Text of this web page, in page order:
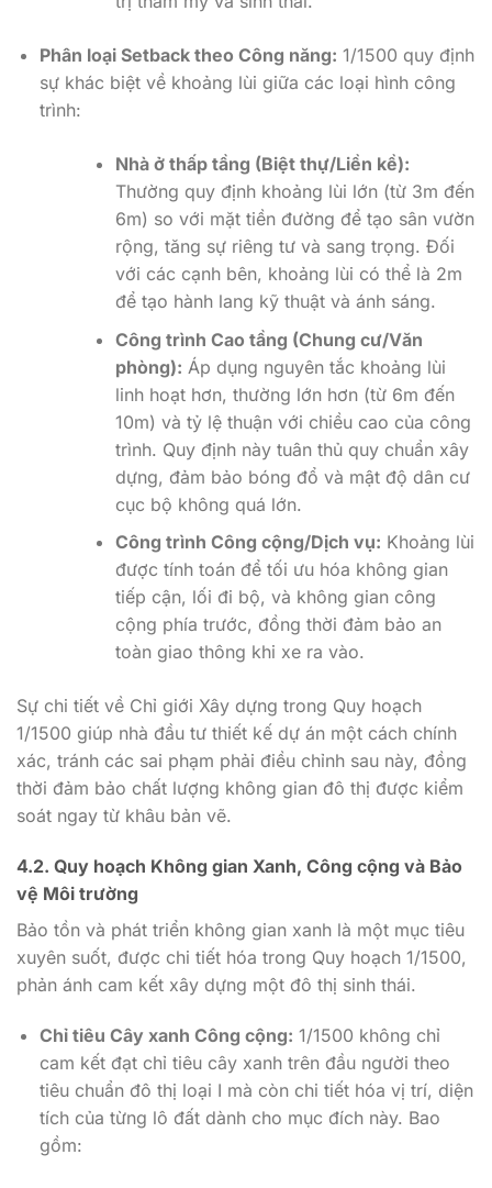
Phân loại Setback theo Công năng: 1/1500 quy định
sự khác biệt về khoảng lùi giữa các loại hình công
trình:
Nhà ở thấp tầng (Biệt thự/Liền kề):
Thường quy định khoảng lùi lớn (từ 3m đến
6m) so với mặt tiền đường để tạo sân vườn
rộng, tăng sự riêng tư và sang trọng. Đối
với các cạnh bên, khoảng lùi có thể là 2m
để tạo hành lang kỹ thuật và ánh sáng.
Công trình Cao tầng (Chung cư/Văn
phòng): Áp dụng nguyên tắc khoảng lùi
linh hoạt hơn, thường lớn hơn (từ 6m đến
10m) và tỷ lệ thuận với chiều cao của công
trình. Quy định này tuân thủ quy chuẩn xây
dựng, đảm bảo bóng đổ và mật độ dân cư
cục bộ không quá lớn.
Công trình Công cộng/Dịch vụ: Khoảng lùi
được tính toán để tối ưu hóa không gian
tiếp cận, lối đi bộ, và không gian công
cộng phía trước, đồng thời đảm bảo an
toàn giao thông khi xe ra vào.
Sự chi tiết về Chỉ giới Xây dựng trong Quy hoạch
1/1500 giúp nhà đầu tư thiết kế dự án một cách chính
xác, tránh các sai phạm phải điều chỉnh sau này, đồng
thời đảm bảo chất lượng không gian đô thị được kiểm
soát ngay từ khâu bản vẽ.
4.2. Quy hoạch Không gian Xanh, Công cộng và Bảo
vệ Môi trường
Bảo tồn và phát triển không gian xanh là một mục tiêu
xuyên suốt, được chi tiết hóa trong Quy hoạch 1/1500,
phản ánh cam kết xây dựng một đô thị sinh thái.
Chỉ tiêu Cây xanh Công cộng: 1/1500 không chỉ
cam kết đạt chỉ tiêu cây xanh trên đầu người theo
tiêu chuẩn đô thị loại I mà còn chi tiết hóa vị trí, diện
tích của từng lô đất dành cho mục đích này. Bao
gồm: